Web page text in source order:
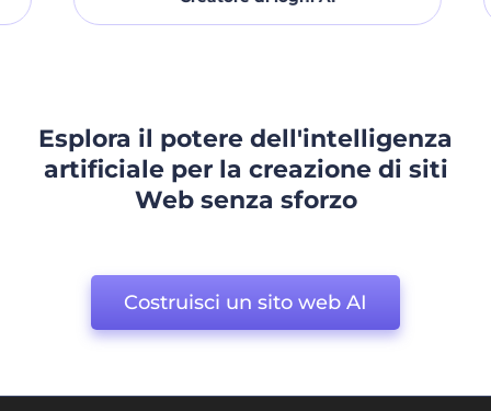
Esplora il potere dell'intelligenza
artificiale per la creazione di siti
Web senza sforzo
Costruisci un sito web AI